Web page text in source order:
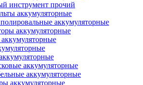
инструмент прочий
аккумуляторные
аккумуляторные
аккумуляторные
аккумуляторные
аккумуляторные
аккумуляторные